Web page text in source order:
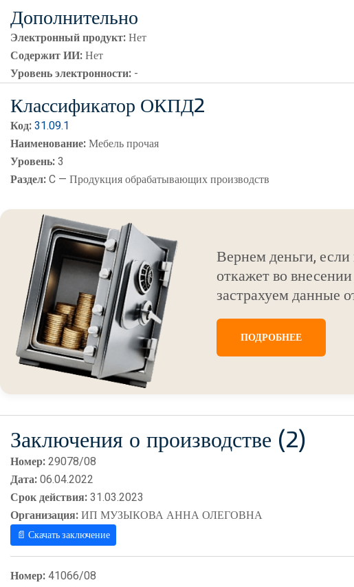
Дополнительно
Электронный продукт:Нет
Содержит ИИ:Нет
Уровень электронности: -
Классификатор ОКПД2
Код:31.09.1
Наименование:Мебель прочая
Уровень:3
Раздел:C — Продукция обрабатывающих производств
Вернем деньги,
откажет во
застрахуем данные
ПОДРОБНЕЕ
Заключения о производстве (2)
Номер:29078/08
Дата:06.04.2022
Срок действия:31.03.2023
Организация:ИП МУЗЫКОВА АННА ОЛЕГОВНА
📄 Скачать заключение
Номер:41066/08